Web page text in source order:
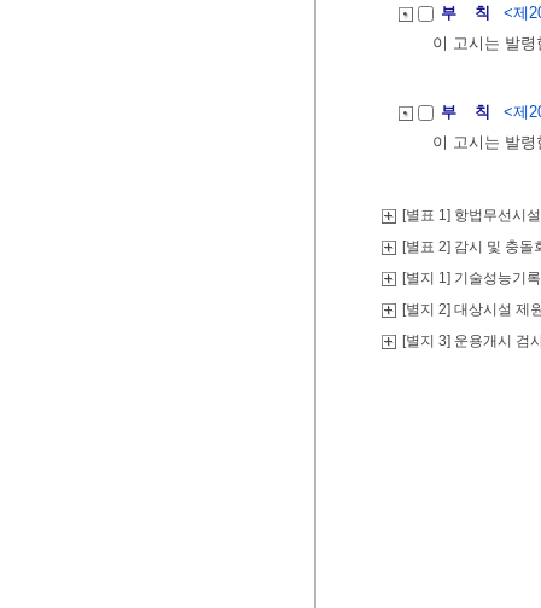
부 칙
<제
이 고시는 발
부 칙
<제
이 고시는 발
[별표 1] 항법무선시
[별표 2] 감시 및 충
[별지 1] 기술성능기
[별지 2] 대상시설 제
[별지 3] 운용개시 검